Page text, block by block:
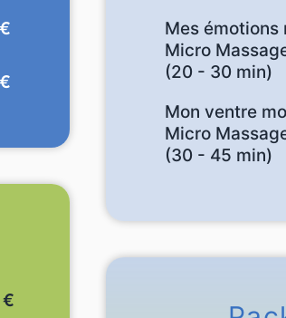
Mes émotions
Micro
(20 - 30 min)
Mon ventre
Micro
(30 - 45 min)